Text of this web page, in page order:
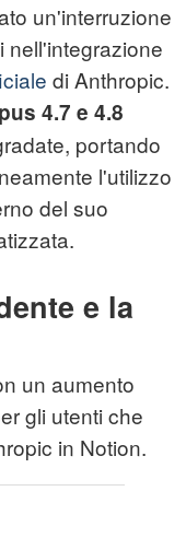
un'interruzione
nell'integrazione
di Anthropic.
4.7 e 4.8
portando
l'utilizzo
del suo
e la
un aumento
gli utenti che
in Notion.